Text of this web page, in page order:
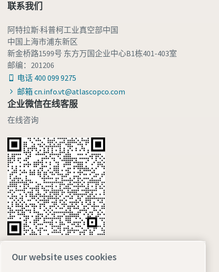
联系我们
阿特拉斯·科普柯工业真空部中国
中国上海市浦东新区
新金桥路1599号 东方万国企业中心B1栋401-403室
邮编：201206
电话 400 099 9275
邮箱 cn.info.vt@atlascopco.com
企业微信在线客服
在线咨询
Our website uses cookies